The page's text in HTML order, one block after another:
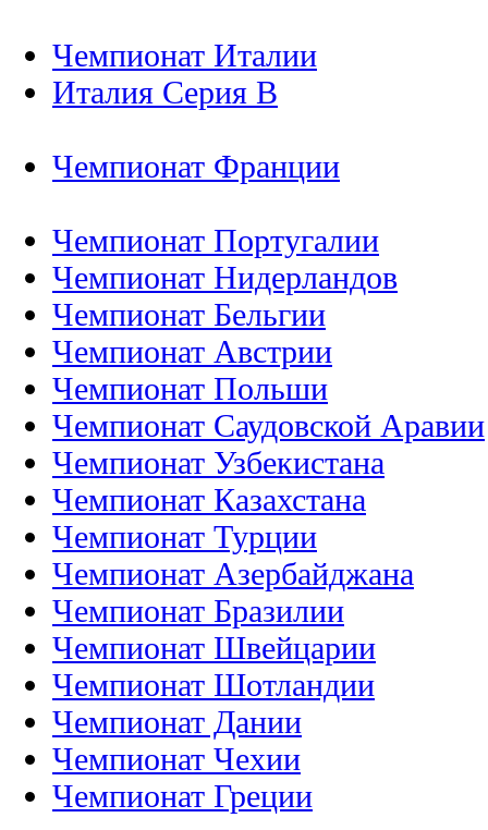
Чемпионат Италии
Италия Серия B
Чемпионат Франции
Чемпионат Португалии
Чемпионат Нидерландов
Чемпионат Бельгии
Чемпионат Австрии
Чемпионат Польши
Чемпионат Саудовской Аравии
Чемпионат Узбекистана
Чемпионат Казахстана
Чемпионат Турции
Чемпионат Азербайджана
Чемпионат Бразилии
Чемпионат Швейцарии
Чемпионат Шотландии
Чемпионат Дании
Чемпионат Чехии
Чемпионат Греции